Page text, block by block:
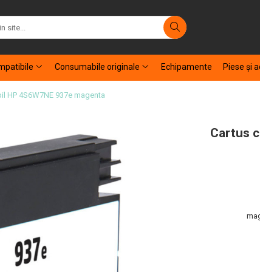
Consumabile originale Echipamente Piese şi
HP 4S6W7NE 937e magenta
Cartus